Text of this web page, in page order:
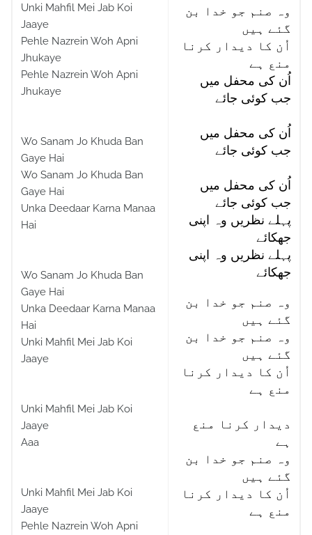
Unki Mahfil Mei Jab Koi
Jaaye
Pehle Nazrein Woh Apni
Jhukaye
Pehle Nazrein Woh Apni
Jhukaye
Wo Sanam Jo Khuda Ban
Gaye Hai
Wo Sanam Jo Khuda Ban
Gaye Hai
Unka Deedaar Karna Manaa
Hai
Wo Sanam Jo Khuda Ban
Gaye Hai
Unka Deedaar Karna Manaa
Hai
Unki Mahfil Mei Jab Koi
Jaaye
Unki Mahfil Mei Jab Koi
Jaaye
Aaa
Unki Mahfil Mei Jab Koi
Jaaye
Pehle Nazrein Woh Apni
وہ صنم جو خدا بن
گئے ہیں
اُن کا دیدار کرنا
منع ہے
اُن کی محفل میں
جب کوئی جائے
اُن کی محفل میں
جب کوئی جائے
اُن کی محفل میں
جب کوئی جائے
پہلے نظریں وہ اپنی
جھکائے
پہلے نظریں وہ اپنی
جھکائے
وہ صنم جو خدا بن
گئے ہیں
وہ صنم جو خدا بن
گئے ہیں
اُن کا دیدار کرنا
منع ہے
دیدار کرنا منع
ہے
وہ صنم جو خدا بن
گئے ہیں
اُن کا دیدار کرنا
منع ہے